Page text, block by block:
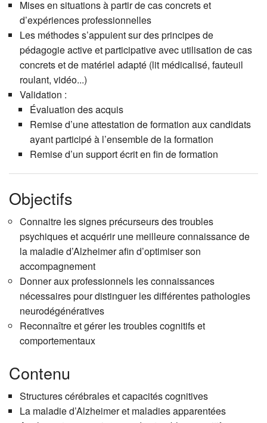
Mises en situations à partir de cas concrets et
d’expériences professionnelles
Les méthodes s’appuient sur des principes de
pédagogie active et participative avec utilisation de cas
concrets et de matériel adapté (lit médicalisé, fauteuil
roulant, vidéo...)
Validation :
Évaluation des acquis
Remise d’une attestation de formation aux candidats
ayant participé à l’ensemble de la formation
Remise d’un support écrit en fin de formation
Objectifs
Connaitre les signes précurseurs des troubles
psychiques et acquérir une meilleure connaissance de
la maladie d’Alzheimer afin d’optimiser son
accompagnement
Donner aux professionnels les connaissances
nécessaires pour distinguer les différentes pathologies
neurodégénératives
Reconnaître et gérer les troubles cognitifs et
comportementaux
Contenu
Structures cérébrales et capacités cognitives
La maladie d’Alzheimer et maladies apparentées